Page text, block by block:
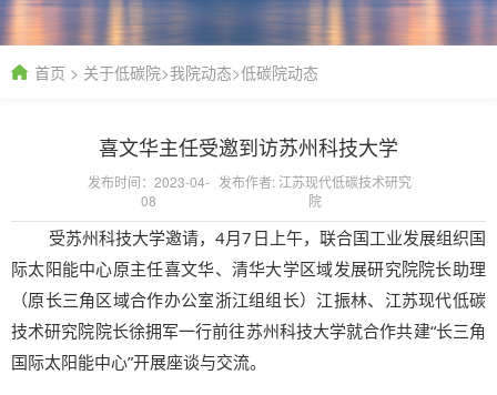
首页 > 关于低碳院>我院动态>低碳院动态
喜文华主任受邀到访苏州科技大学
发布时间：2023-04-
08
发布作者: 江苏现代低碳技术研究
院
受苏州科技大学邀请，4月7日上午，联合国工业发展组织国
际太阳能中心原主任喜文华、清华大学区域发展研究院院长助理
（原长三角区域合作办公室浙江组组长）江振林、江苏现代低碳
技术研究院院长徐拥军一行前往苏州科技大学就合作共建“长三角
国际太阳能中心”开展座谈与交流。